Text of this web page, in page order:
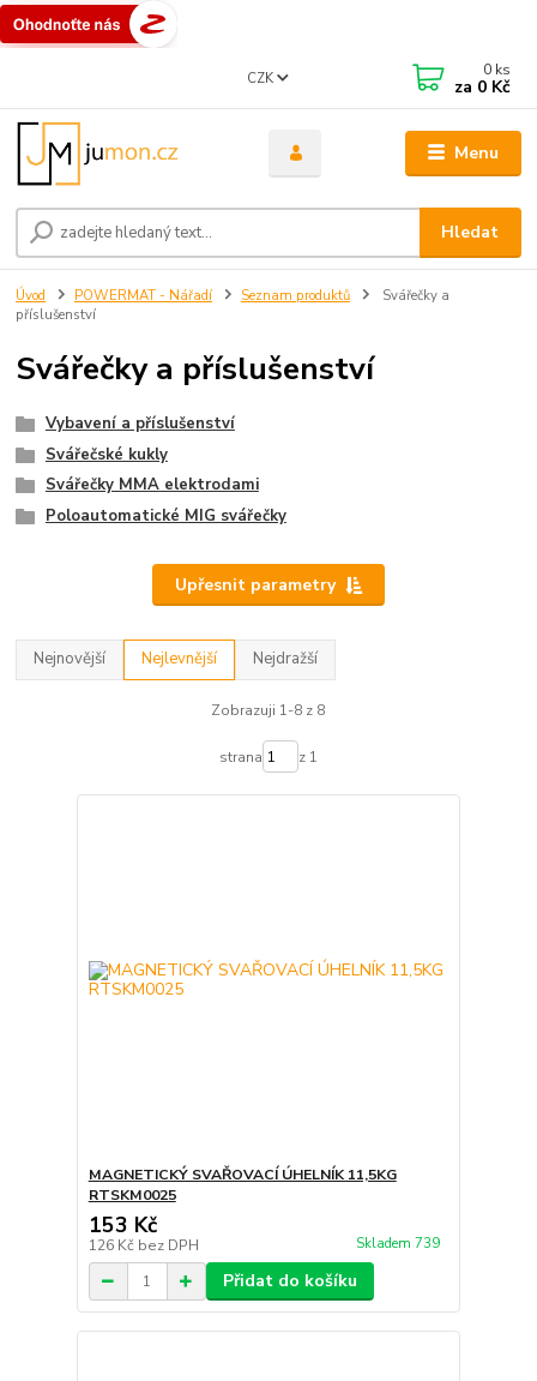
Menu
CZK
Hledat
0 ks
za 0 Kč
Úvod POWERMAT - Nářadí Seznam produktů
Svářečky a
příslušenství
Svářečky a příslušenství
Vybavení a příslušenství
Svářečské kukly
Svářečky MMA elektrodami
Poloautomatické MIG svářečky
Upřesnit parametry
Nejnovější Nejlevnější Nejdražší
Zobrazuji 1-8 z 8
strana z 1
MAGNETICKÝ SVAŘOVACÍ ÚHELNÍK 11,5KG
RTSKM0025
153 Kč
126 Kč bez DPH Skladem 739
Přidat do košíku